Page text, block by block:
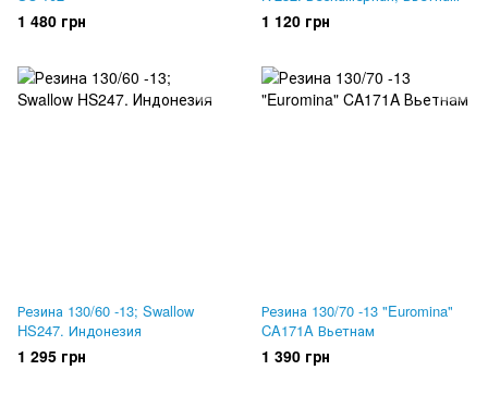
1 480 грн 1 120 грн
Резина 130/60 -13; Swallow
HS247. Индонезия
1 295 грн
Резина 130/70 -13 "Euromina"
CA171A Вьетнам
1 390 грн